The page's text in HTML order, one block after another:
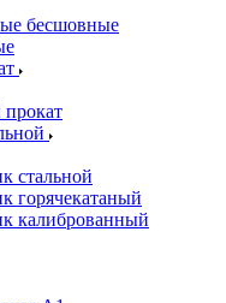
бесшовные
прокат
стальной
горячекатаный
калиброванный